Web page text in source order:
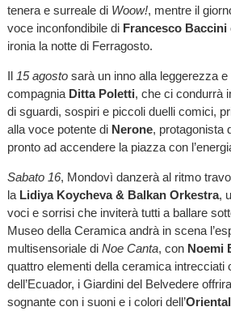
tenera e surreale di Woow!, mentre il
voce inconfondibile di Francesco Baccini
ironia la notte di Ferragosto.
Il 15 agostosarà un inno alla leggerezza e
compagnia Ditta Poletti, che ci condurrà
di sguardi, sospiri e piccoli duelli comici,
alla voce potente di Nerone, protagonista
pronto ad accendere la piazza con
Sabato 16, Mondovì danzerà al ritmo
la Lidiya Koycheva & Balkan Orkestra,
voci e sorrisi che inviterà tutti a ballare
Museo della Ceramica andrà in scena
multisensoriale di Noe Canta, con Noemi
quattro elementi della ceramica intrecciati
dell’Ecuador, i Giardini del Belvedere
sognante con i suoni e i colori dell’